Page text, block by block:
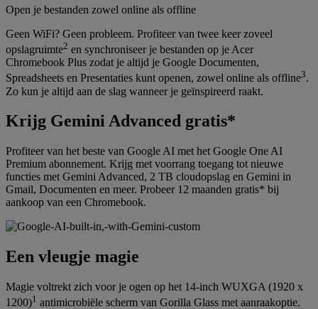
Open je bestanden zowel online als offline
Geen WiFi? Geen probleem. Profiteer van twee keer zoveel
opslagruimte2 en synchroniseer je bestanden op je Acer
Chromebook Plus zodat je altijd je Google Documenten,
Spreadsheets en Presentaties kunt openen, zowel online als offline3.
Zo kun je altijd aan de slag wanneer je geïnspireerd raakt.
Krijg Gemini Advanced gratis*
Profiteer van het beste van Google AI met het Google One AI
Premium abonnement. Krijg met voorrang toegang tot nieuwe
functies met Gemini Advanced, 2 TB cloudopslag en Gemini in
Gmail, Documenten en meer. Probeer 12 maanden gratis* bij
aankoop van een Chromebook.
Een vleugje magie
Magie voltrekt zich voor je ogen op het 14-inch WUXGA (1920 x
1200)1 antimicrobiële scherm van Gorilla Glass met aanraakoptie.